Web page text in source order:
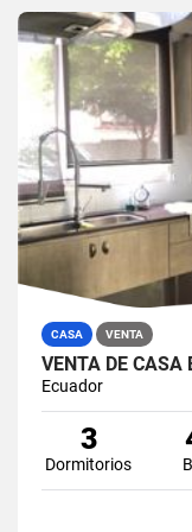
CASA VENTA
Ecuador
3
Dormitorios